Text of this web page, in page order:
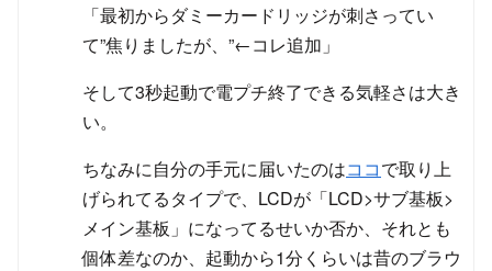
「最初からダミーカードリッジが刺さってい
て”焦りましたが、”←コレ追加」
そして3秒起動で電プチ終了できる気軽さは大き
い。
ちなみに自分の手元に届いたのはココで取り上
げられてるタイプで、LCDが「LCD>サブ基板>
メイン基板」になってるせいか否か、それとも
個体差なのか、起動から1分くらいは昔のブラウ